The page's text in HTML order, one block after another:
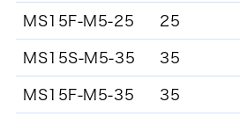
MS15F-M5-25 25
MS15S-M5-35 35
MS15F-M5-35 35